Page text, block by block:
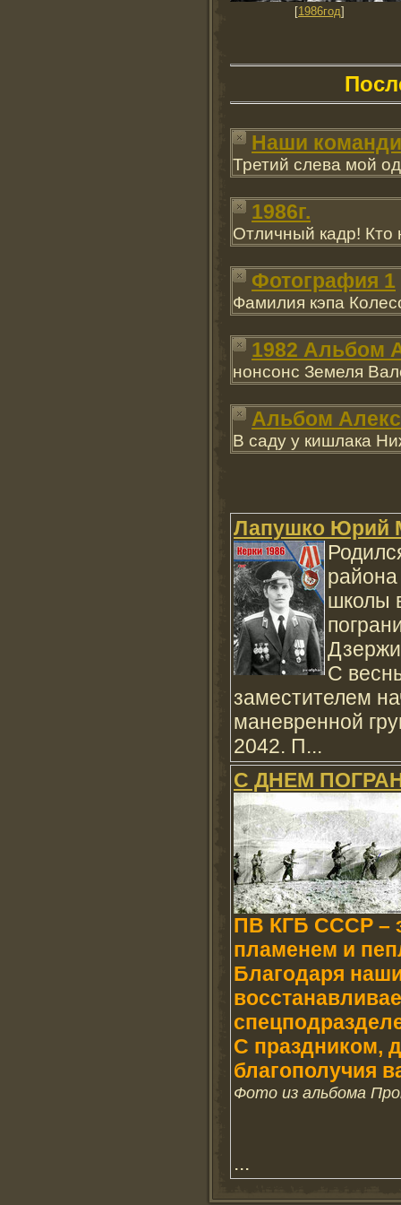
[1986год]
Наши
Третий слева мой
1986г.
Отличный кадр! Кто
Фотография 1
Фамилия кэпа
1982 Альбом
нонсонс Земеля
Альбом
В саду у кишлака
Лапушко Юрий
школы
С
заместителем
маневренной
2042. П...
С ДНЕМ
ПВ КГБ СССР –
пламенем и
Благодаря
С праздником,
благополучия
Фото из альбома
...